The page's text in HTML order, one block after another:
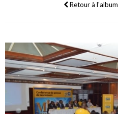
Retour à l'album